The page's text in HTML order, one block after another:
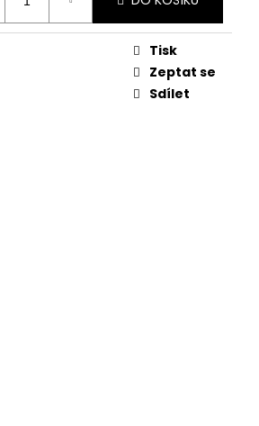
Tisk
Zeptat se
Sdílet